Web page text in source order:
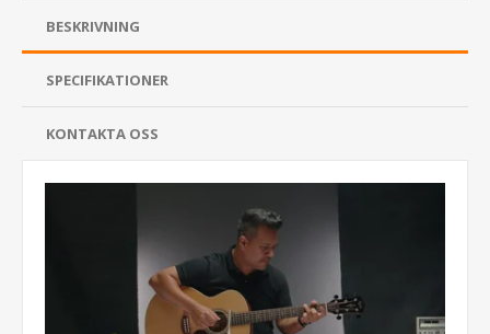
BESKRIVNING
SPECIFIKATIONER
KONTAKTA OSS